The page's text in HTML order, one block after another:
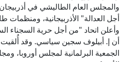
والمجلس العام الطاليشي في
أجل العدالة" الأذربيجانية، ومنظمات
وأعلن اتحاد "من أجل حرية السجناء
أن إ. أبيلوف سجين سياسي. وقد أُلقيت
الجمعية البرلمانية لمجلس أوروبا،